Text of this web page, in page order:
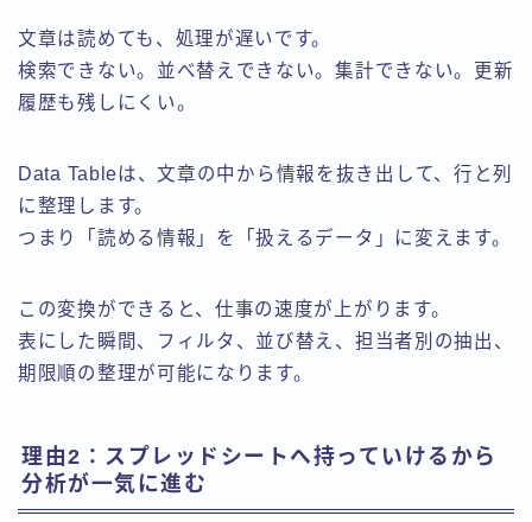
文章は読めても、処理が遅いです。
検索できない。並べ替えできない。集計できない。更新
履歴も残しにくい。
Data Tableは、文章の中から情報を抜き出して、行と列
に整理します。
つまり「読める情報」を「扱えるデータ」に変えます。
この変換ができると、仕事の速度が上がります。
表にした瞬間、フィルタ、並び替え、担当者別の抽出、
期限順の整理が可能になります。
理由2：スプレッドシートへ持っていけるから
分析が一気に進む